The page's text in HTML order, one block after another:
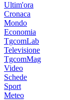
Ultim'ora
Cronaca
Mondo
Economia
TgcomLab
Televisione
TgcomMag
Video
Schede
Sport
Meteo